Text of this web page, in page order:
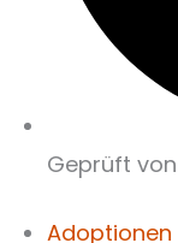
Geprüft von
Adoptionen